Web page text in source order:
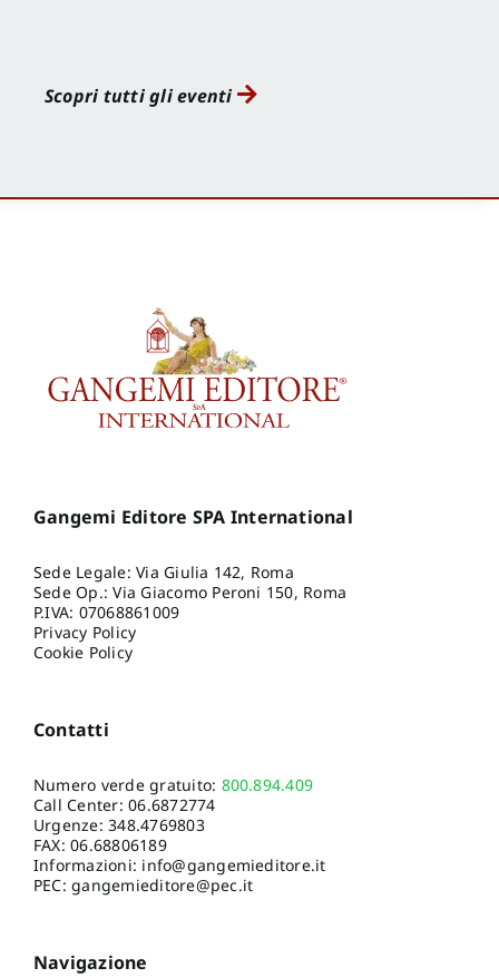
Scopri tutti gli eventi
Gangemi Editore SPA International
Sede Legale: Via Giulia 142, Roma
Sede Op.: Via Giacomo Peroni 150, Roma
P.IVA: 07068861009
Privacy Policy
Cookie Policy
Contatti
Numero verde gratuito: 800.894.409
Call Center:06.6872774
Urgenze:348.4769803
FAX: 06.68806189
Informazioni: info@gangemieditore.it
PEC: gangemieditore@pec.it
Navigazione